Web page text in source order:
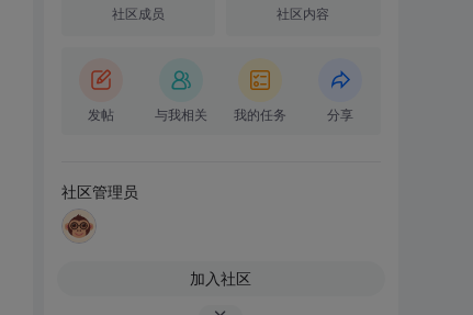
社区成员 社区内容
发帖 与我相关 我的任务 分享
社区管理员
加入社区